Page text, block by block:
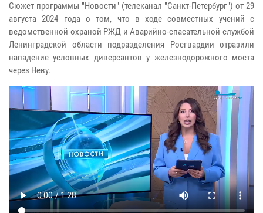
Сюжет программы "Новости" (телеканал "Санкт-Петербург") от 29
августа 2024 года о том, что в ходе совместных учений с
ведомственной охраной РЖД и Аварийно-спасательной службой
Ленинградской области подразделения Росгвардии отразили
нападение условных диверсантов у железнодорожного моста
через Неву.